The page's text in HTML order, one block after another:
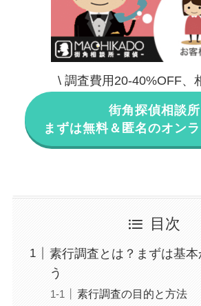
\ 調査費用20-40%OFF、
街角探偵相談所
まずは無料＆匿名のオン
目次
素行調査とは？まずは基本
う
素行調査の目的と方法